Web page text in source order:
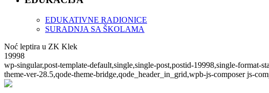
EDUKATIVNE RADIONICE
SURADNJA SA ŠKOLAMA
Noć leptira u ZK Klek
19998
wp-singular,post-template-default,single,single-post,postid-19998,single-format-
theme-ver-28.5,qode-theme-bridge,qode_header_in_grid,wpb-js-composer js-